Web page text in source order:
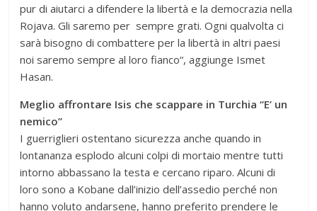
pur di aiutarci a difendere la libertà e la democrazia nella
Rojava. Gli saremo per sempre grati. Ogni qualvolta ci
sarà bisogno di combattere per la libertà in altri paesi
noi saremo sempre al loro fianco“, aggiunge Ismet
Hasan.
Meglio affrontare Isis che scappare in Turchia “E’ un
nemico”
I guerriglieri ostentano sicurezza anche quando in
lontananza esplodo alcuni colpi di mortaio mentre tutti
intorno abbassano la testa e cercano riparo. Alcuni di
loro sono a Kobane dall’inizio dell’assedio perché non
hanno voluto andarsene, hanno preferito prendere le